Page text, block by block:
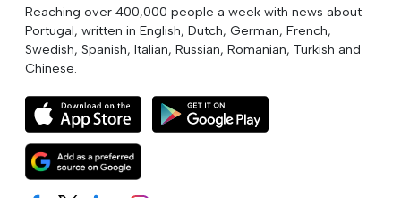
Reaching over 400,000 people a week with news about
Portugal, written in English, Dutch, German, French,
Swedish, Spanish, Italian, Russian, Romanian, Turkish and
Chinese.